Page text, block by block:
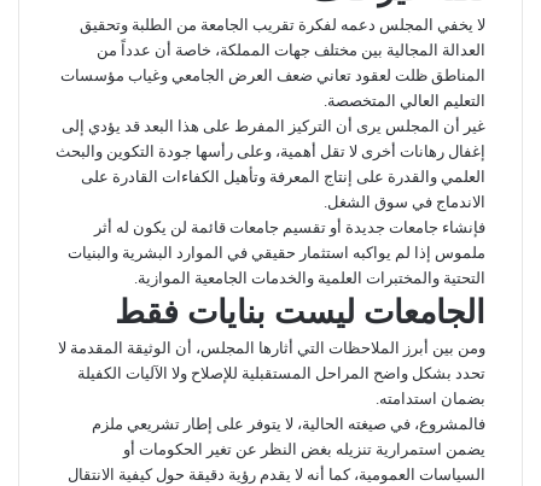
لا يخفي المجلس دعمه لفكرة تقريب الجامعة من الطلبة وتحقيق
العدالة المجالية بين مختلف جهات المملكة، خاصة أن عدداً من
المناطق ظلت لعقود تعاني ضعف العرض الجامعي وغياب مؤسسات
التعليم العالي المتخصصة.
غير أن المجلس يرى أن التركيز المفرط على هذا البعد قد يؤدي إلى
إغفال رهانات أخرى لا تقل أهمية، وعلى رأسها جودة التكوين والبحث
العلمي والقدرة على إنتاج المعرفة وتأهيل الكفاءات القادرة على
الاندماج في سوق الشغل.
فإنشاء جامعات جديدة أو تقسيم جامعات قائمة لن يكون له أثر
ملموس إذا لم يواكبه استثمار حقيقي في الموارد البشرية والبنيات
التحتية والمختبرات العلمية والخدمات الجامعية الموازية.
الجامعات ليست بنايات فقط
ومن بين أبرز الملاحظات التي أثارها المجلس، أن الوثيقة المقدمة لا
تحدد بشكل واضح المراحل المستقبلية للإصلاح ولا الآليات الكفيلة
بضمان استدامته.
فالمشروع، في صيغته الحالية، لا يتوفر على إطار تشريعي ملزم
يضمن استمرارية تنزيله بغض النظر عن تغير الحكومات أو
السياسات العمومية، كما أنه لا يقدم رؤية دقيقة حول كيفية الانتقال